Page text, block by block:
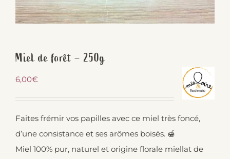
Miel de forêt – 250g
6,00€
Faites frémir vos papilles avec ce miel très foncé,
d’une consistance et ses arômes boisés. 🍯
Miel 100% pur, naturel et origine florale miellat de